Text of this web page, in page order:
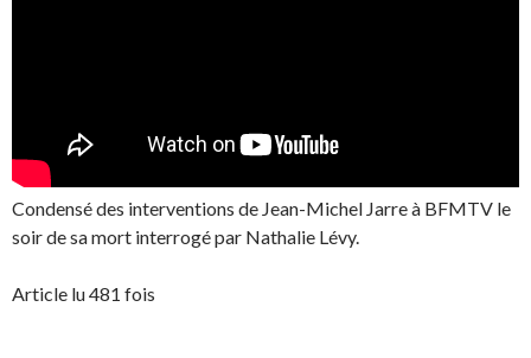
Condensé des interventions de Jean-Michel Jarre à BFMTV le
soir de sa mort interrogé par Nathalie Lévy.
Article lu 481 fois